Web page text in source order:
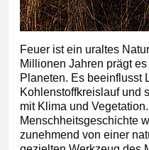
Feuer ist ein uraltes
Millionen Jahren prägt
Planeten. Es beeinflusst
Kohlenstoffkreislauf und
mit Klima und
Menschheitsgeschichte
zunehmend von einer